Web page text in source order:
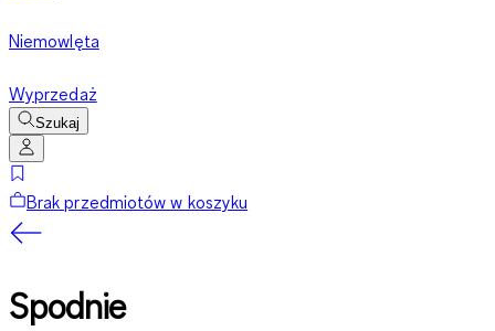
Niemowlęta
Wyprzedaż
Szukaj
Brak przedmiotów w koszyku
Spodnie